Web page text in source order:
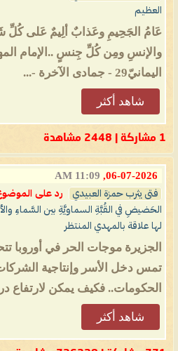
العظيم
عَامُ الجَحِيمِ وعَذابٌ ألِيمٌ عَلى
والإنسِ ومِن كُلِّ جِنسٍ ..الإمام
اليمانيّ29 - جمادى الآخرة -...
شاهد أكثر
1 مشاركة | 2448 مشاهدة
06-07-2026,
11:09 AM
فتى يثرب حمزة العبيدي رد على
الحَضيضِ في القُبَّةِ السماويَّةِ بين السَّماءِ
لها علاقة بالمهدي المنتظر
الجزيرة موجات الحر في أوروبا
تمس دخل الأسر وإنتاجية
الحكومات.. فكيف يمكن لارتفاع
شاهد أكثر